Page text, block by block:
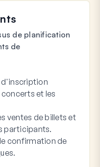
de planification
de
d'inscription
et les
ventes de billets et
participants.
confirmation de